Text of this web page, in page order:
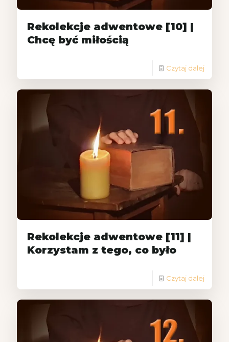
Rekolekcje adwentowe [10] |
Chcę być miłością
Czytaj dalej
Rekolekcje adwentowe [11] |
Korzystam z tego, co było
Czytaj dalej